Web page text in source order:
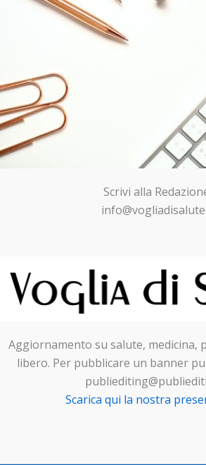
Scrivi alla
Aggiornamento su salute, medicina,
libero. Per pubblicare un banner
Scarica qui la nostra